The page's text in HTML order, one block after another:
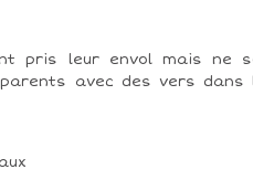
pris leur envol mais ne
avec des vers dans